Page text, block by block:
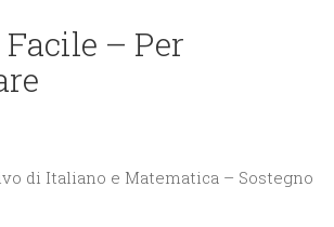
– Per
di Italiano e Matematica – Sostegno